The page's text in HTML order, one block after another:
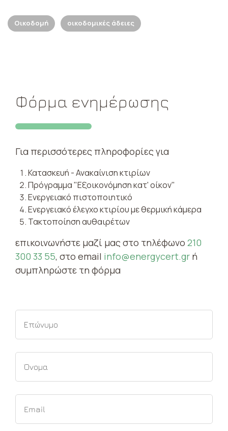
Οικοδομή οικοδομικές άδειες
Φόρμα ενημέρωσης
Για περισσότερες πληροφορίες για
Κατασκευή - Ανακαίνιση κτιρίων
Πρόγραμμα "Εξοικονόμηση κατ' οίκον"
Ενεργειακό πιστοποιητικό
Ενεργειακό έλεγχο κτιρίου με θερμική κάμερα
Τακτοποίηση αυθαιρέτων
επικοινωνήστε μαζί μας στο τηλέφωνο 210
300 33 55, στο email info@energycert.gr ή
συμπληρώστε τη φόρμα